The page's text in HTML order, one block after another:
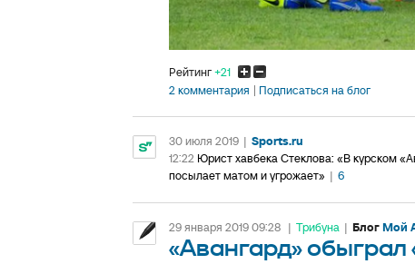
Рейтинг+21
2 комментария
Подписаться на блог
30 июля 2019 | Sports.ru
12:22 Юрист хавбека Стеклова: «В курском
посылает матом и угрожает» | 6
29 января 2019 09:28 | Трибуна | БлогМой
«Авангард»